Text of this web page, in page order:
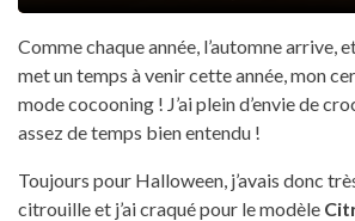
Comme chaque année, l’automne arrive,
met un temps à venir cette année, mon
mode cocooning ! J’ai plein d’envie de
assez de temps bien entendu !
Toujours pour Halloween, j’avais donc
citrouille et j’ai craqué pour le modèle